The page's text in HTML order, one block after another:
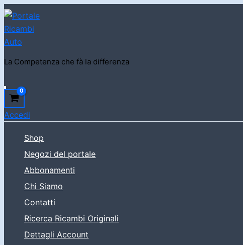
Vai
al
contenuto
La Competenza che fà la differenza
Accedi
Shop
Negozi del portale
Abbonamenti
Chi Siamo
Contatti
Ricerca Ricambi Originali
Dettagli Account